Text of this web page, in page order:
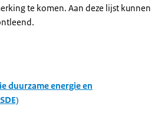
te komen. Aan deze lijst kunnen
duurzame energie en